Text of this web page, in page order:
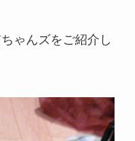
ゃんズをご紹介し